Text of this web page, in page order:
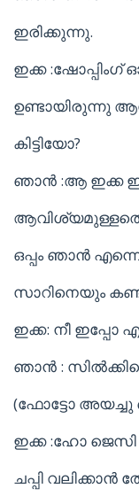
ഇരിക്കുന്നു.
ഇക്ക :ഷോപ്പിംഗ്
ഉണ്ടായിരുന്നു
കിട്ടിയോ?
ഞാൻ :ആ ഇക്ക
ഒപ്പം ഞാൻ എന്നെ
സാറിനെയും
ഇക്ക: നീ ഇപ്പോ
ഞാൻ :
(ഫോട്ടോ
ഇക്ക :ഹോ ജെസി
ചപ്പി